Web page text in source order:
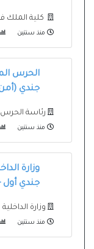
كلية الملك
منذ سنتين
الحرس
جندي (أمن
رئاسة الحرس
منذ سنتين
وزارة
جندي أول
وزارة الداخلية
منذ سنتين